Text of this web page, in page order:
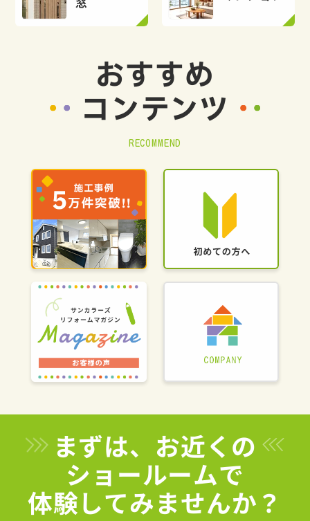
おすすめ
コンテンツ
RECOMMEND
まずは、お近くの
ショールームで
体験してみませんか？